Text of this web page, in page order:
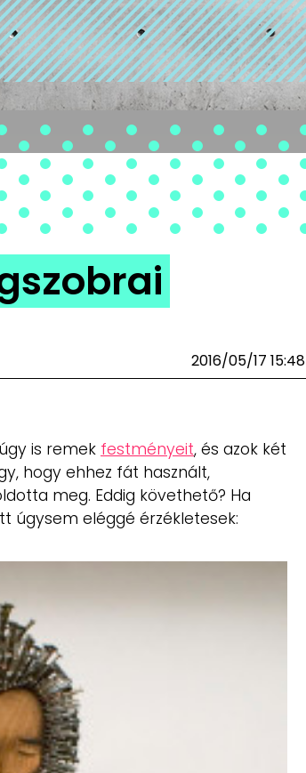
2016/05/17 15:48
is remek festményeit, és azok két
hogy ehhez fát használt,
meg. Eddig követhető? Ha
úgysem eléggé érzékletesek: